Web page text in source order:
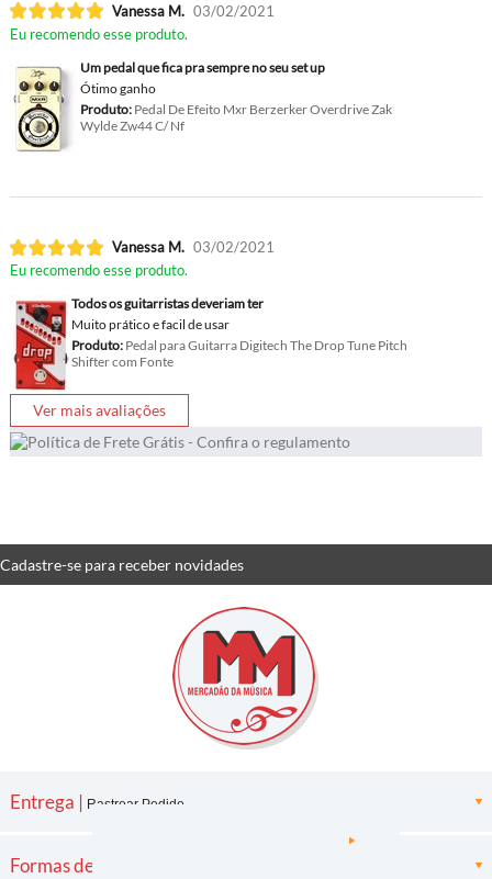
Vanessa M. 03/02/2021
Eu recomendo esse produto.
Um pedal que fica pra sempre no seu set up
Ótimo ganho
Produto:Pedal De Efeito Mxr Berzerker Overdrive Zak
Wylde Zw44 C/ Nf
Vanessa M. 03/02/2021
Eu recomendo esse produto.
Todos os guitarristas deveriam ter
Muito prático e facil de usar
Produto:Pedal para Guitarra Digitech The Drop Tune Pitch
Shifter com Fonte
Ver mais avaliações
Cadastre-se para receber novidades
Entrega | Rastrear Pedido
Formas de pagamento